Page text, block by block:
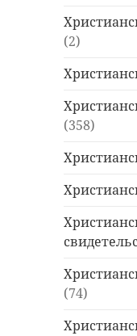
(2)
(358)
(74)